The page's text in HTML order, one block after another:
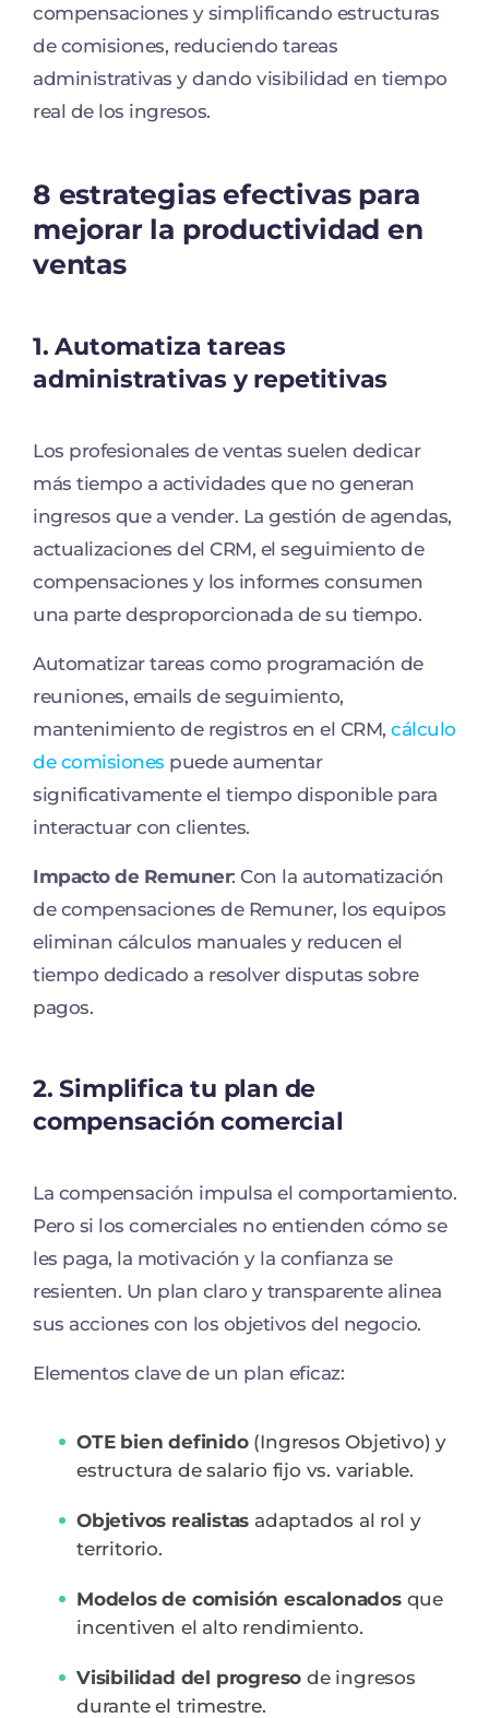
compensaciones y simplificando estructuras
de comisiones, reduciendo tareas
administrativas y dando visibilidad en tiempo
real de los ingresos.
8 estrategias efectivas para
mejorar la productividad en
ventas
1. Automatiza tareas
administrativas y repetitivas
Los profesionales de ventas suelen dedicar
más tiempo a actividades que no generan
ingresos que a vender. La gestión de agendas,
actualizaciones del CRM, el seguimiento de
compensaciones y los informes consumen
una parte desproporcionada de su tiempo.
Automatizar tareas como programación de
reuniones, emails de seguimiento,
mantenimiento de registros en el CRM, cálculo
de comisiones puede aumentar
significativamente el tiempo disponible para
interactuar con clientes.
Impacto de Remuner: Con la automatización
de compensaciones de Remuner, los equipos
eliminan cálculos manuales y reducen el
tiempo dedicado a resolver disputas sobre
pagos.
2. Simplifica tu plan de
compensación comercial
La compensación impulsa el comportamiento.
Pero si los comerciales no entienden cómo se
les paga, la motivación y la confianza se
resienten. Un plan claro y transparente alinea
sus acciones con los objetivos del negocio.
Elementos clave de un plan eficaz:
OTE bien definido(Ingresos Objetivo) y
estructura de salario fijo vs. variable.
Objetivos realistas adaptados al rol y
territorio.
Modelos de comisión escalonadosque
incentiven el alto rendimiento.
Visibilidad del progreso de ingresos
durante el trimestre.